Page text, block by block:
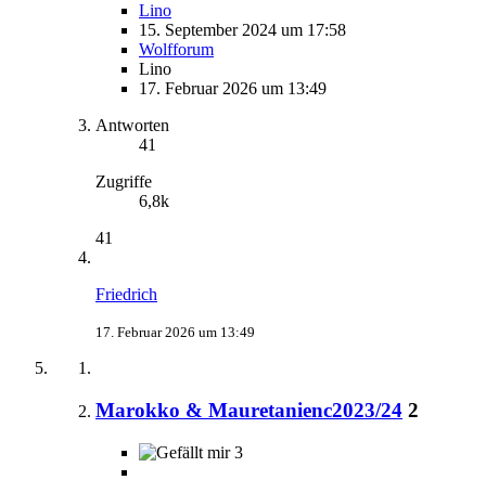
Lino
15. September 2024 um 17:58
Wolfforum
Lino
17. Februar 2026 um 13:49
Antworten
41
Zugriffe
6,8k
41
Friedrich
17. Februar 2026 um 13:49
Marokko & Mauretanienc2023/24 2
3